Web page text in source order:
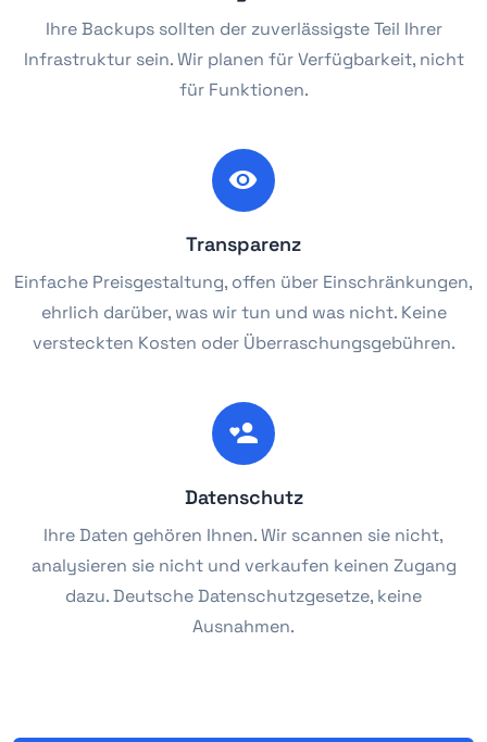
Ihre Backups sollten der zuverlässigste Teil Ihrer
Infrastruktur sein. Wir planen für Verfügbarkeit, nicht
für Funktionen.
Transparenz
Einfache Preisgestaltung, offen über Einschränkungen,
ehrlich darüber, was wir tun und was nicht. Keine
versteckten Kosten oder Überraschungsgebühren.
Datenschutz
Ihre Daten gehören Ihnen. Wir scannen sie nicht,
analysieren sie nicht und verkaufen keinen Zugang
dazu. Deutsche Datenschutzgesetze, keine
Ausnahmen.